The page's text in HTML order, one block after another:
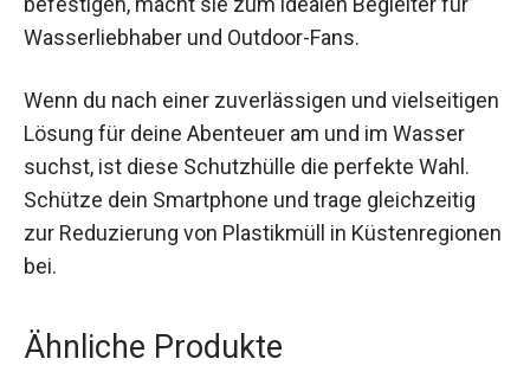
befestigen, macht sie zum idealen Begleiter für
Wasserliebhaber und Outdoor-Fans.
Wenn du nach einer zuverlässigen und
vielseitigen Lösung für deine Abenteuer am und
im Wasser suchst, ist diese Schutzhülle die
perfekte Wahl. Schütze dein Smartphone und
trage gleichzeitig zur Reduzierung von
Plastikmüll in Küstenregionen bei.
Ähnliche Produkte